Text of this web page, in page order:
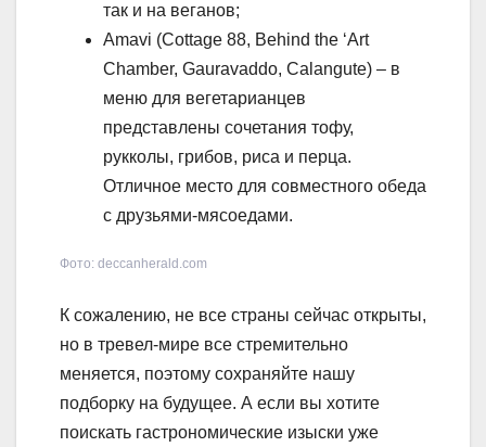
так и на веганов;
Amavi (Cottage 88, Behind the ‘Art
Chamber, Gauravaddo, Calangute) – в
меню для вегетарианцев
представлены сочетания тофу,
рукколы, грибов, риса и перца.
Отличное место для совместного обеда
с друзьями-мясоедами.
Фото: deccanherald.com
К сожалению, не все страны сейчас открыты,
но в тревел-мире все стремительно
меняется, поэтому сохраняйте нашу
подборку на будущее. А если вы хотите
поискать гастрономические изыски уже